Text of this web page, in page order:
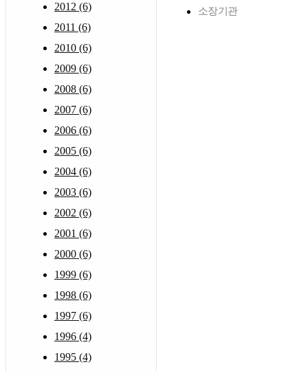
2012 (6)
2011 (6)
2010 (6)
2009 (6)
2008 (6)
2007 (6)
2006 (6)
2005 (6)
2004 (6)
2003 (6)
2002 (6)
2001 (6)
2000 (6)
1999 (6)
1998 (6)
1997 (6)
1996 (4)
1995 (4)
소장기관